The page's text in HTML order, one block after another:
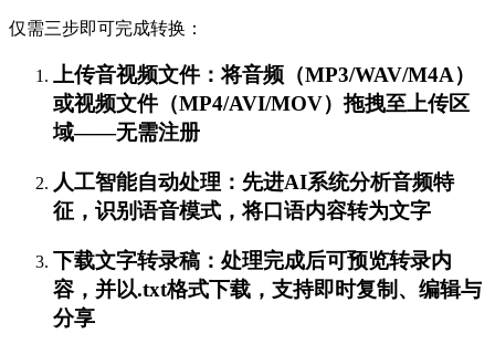
仅需三步即可完成转换：
上传音视频文件：将音频（MP3/WAV/M4A）
或视频文件（MP4/AVI/MOV）拖拽至上传区
域——无需注册
人工智能自动处理：先进AI系统分析音频特
征，识别语音模式，将口语内容转为文字
下载文字转录稿：处理完成后可预览转录内
容，并以.txt格式下载，支持即时复制、编辑与
分享